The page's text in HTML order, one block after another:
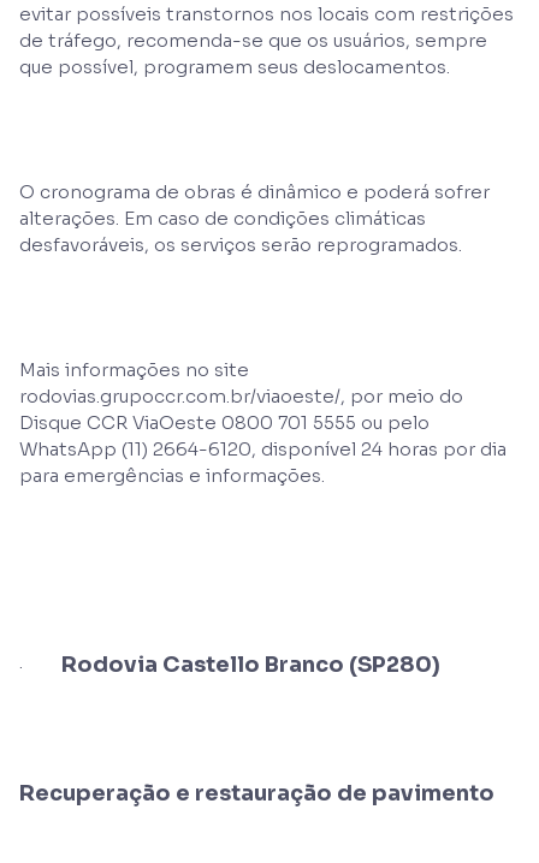
evitar possíveis transtornos nos locais com restrições
de tráfego, recomenda-se que os usuários, sempre
que possível, programem seus deslocamentos.
O cronograma de obras é dinâmico e poderá sofrer
alterações. Em caso de condições climáticas
desfavoráveis, os serviços serão reprogramados.
Mais informações no site
rodovias.grupoccr.com.br/viaoeste/, por meio do
Disque CCR ViaOeste 0800 701 5555 ou pelo
WhatsApp (11) 2664-6120, disponível 24 horas por dia
para emergências e informações.
· Rodovia Castello Branco (SP280)
Recuperação e restauração de pavimento